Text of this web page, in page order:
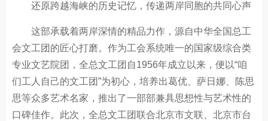
还原跨越海峡的历史记忆，传递两岸同胞的共同心声
这部承载着两岸深情的精品力作，源自中华全国总工
会文工团的匠心打磨。作为工会系统唯一的国家级综合类
专业文艺院团，全总文工团自1956年成立以来，便以“咱
们工人自己的文工团”为初心，培养出葛优、萨日娜、陈思
思等众多艺术名家，推出了一部部兼具思想性与艺术性的
口碑佳作。此次，全总文工团联合北京市文联、北京市台